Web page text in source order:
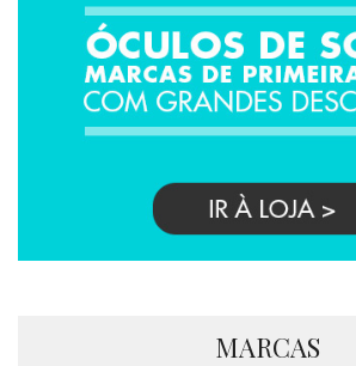
MARCAS